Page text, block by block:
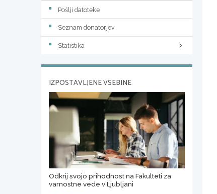
Pošlji datoteke
Seznam donatorjev
Statistika
IZPOSTAVLJENE VSEBINE
Odkrij svojo prihodnost na Fakulteti za
varnostne vede v Ljubljani